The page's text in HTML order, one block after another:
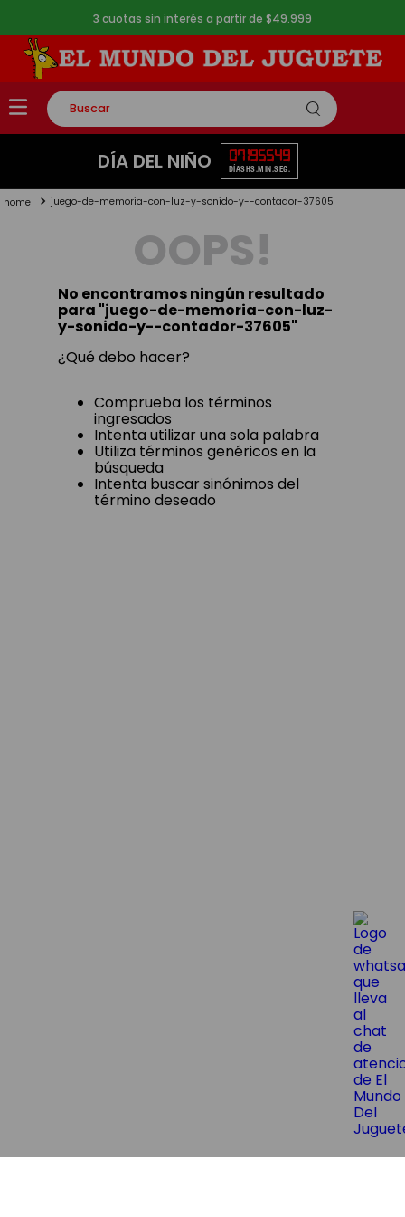
3 cuotas sin interés a partir de $49.999
Buscar
TÉRMINOS MÁS BUSCADOS
2.
lego
toy story
DÍA DEL NIÑO 07
DÍAS
19
HS.
55
MIN.
49
SEG.
juego-de-memoria-con-luz-y-sonido-y--contador-37605
OOPS!
No encontramos ningún resultado
para "juego-de-memoria-con-luz-
y-sonido-y--contador-37605"
¿Qué debo hacer?
Comprueba los términos
ingresados
Intenta utilizar una sola palabra
Utiliza términos genéricos en la
búsqueda
Intenta buscar sinónimos del
término deseado